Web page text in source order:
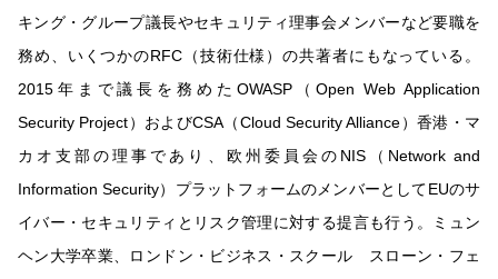
キング・グループ議長やセキュリティ理事会メンバーなど要職を
務め、いくつかのRFC（技術仕様）の共著者にもなっている。
2015年まで議長を務めたOWASP（Open Web Application
Security Project）およびCSA（Cloud Security Alliance）香港・マ
カオ支部の理事であり、欧州委員会のNIS（Network and
Information Security）プラットフォームのメンバーとしてEUのサ
イバー・セキュリティとリスク管理に対する提言も行う。ミュン
ヘン大学卒業、ロンドン・ビジネス・スクール スローン・フェ